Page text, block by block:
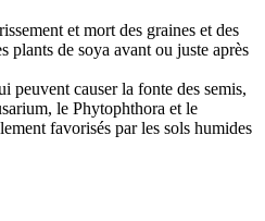
et mort des graines et des
plants de soya avant ou juste après
peuvent causer la fonte des semis,
le Phytophthora et le
favorisés par les sols humides